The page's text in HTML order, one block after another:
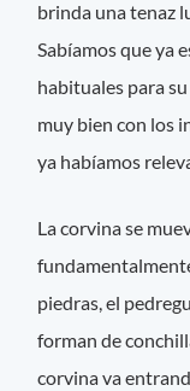
brinda una tenaz
Sabíamos que ya
habituales para
muy bien con los
ya habíamos
La corvina se
piedras, el
forman de
corvina va